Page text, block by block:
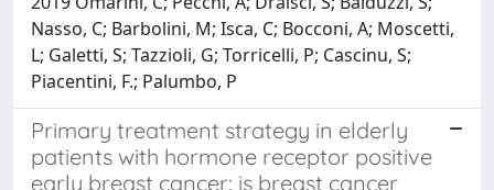
Nasso, C; Barbolini, M; Isca, C; Bocconi, A; Moscetti,
L; Galetti, S; Tazzioli, G; Torricelli, P; Cascinu, S;
Piacentini, F.; Palumbo, P
Primary treatment strategy in elderly
patients with hormone receptor positive
early breast cancer: is breast cancer